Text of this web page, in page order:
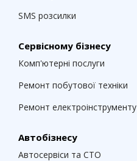
SMS розсилки
Сервісному бізнесу
Комп'ютерні послуги
Ремонт побутової техніки
Ремонт електроінструменту
Автобізнесу
Автосервіси та СТО